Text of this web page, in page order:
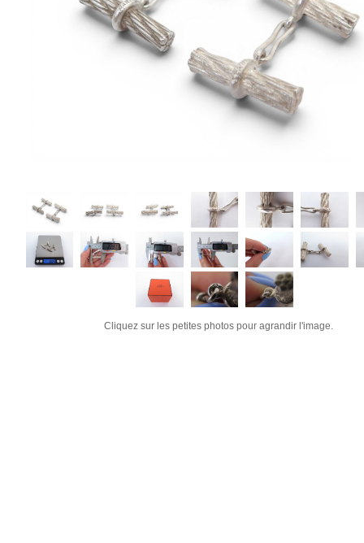
Cliquez sur les petites photos pour agrandir l'image.